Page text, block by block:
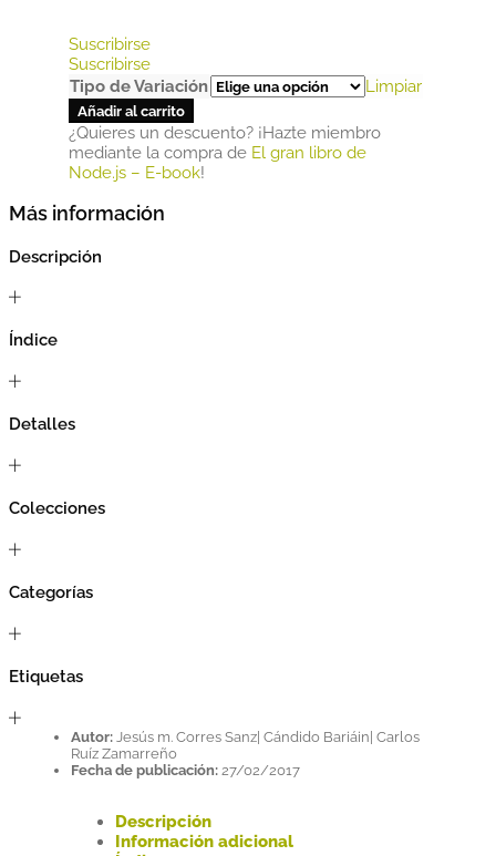
Suscribirse
Suscribirse
Tipo de Variación
Limpiar
Añadir al carrito
¿Quieres un descuento? ¡Hazte miembro
mediante la compra de El gran libro de
Node.js – E-book!
Más información
Descripción
Índice
Detalles
Colecciones
Categorías
Etiquetas
Autor: Jesús m. Corres Sanz| Cándido Bariáin| Carlos
Ruíz Zamarreño
Fecha de publicación: 27/02/2017
Descripción
Información adicional